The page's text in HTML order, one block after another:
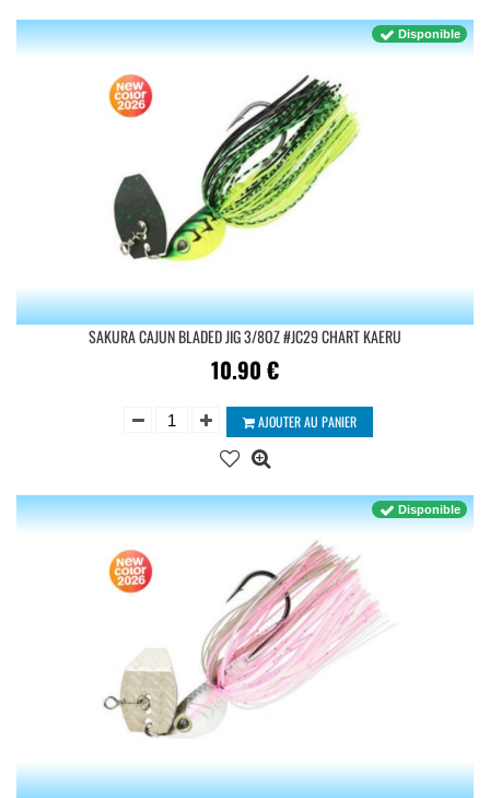
SAKURA CAJUN BLADED JIG 3/8OZ #JC29 CHART KAERU
10.90 €
Disponible
AJOUTER AU PANIER
Disponible